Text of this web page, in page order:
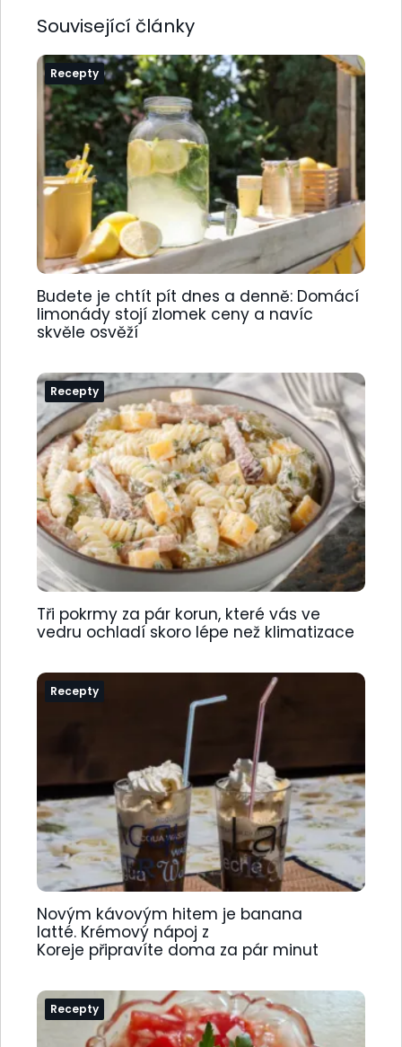
Související články
Recepty
Budete je chtít pít dnes a denně: Domácí
limonády stojí zlomek ceny a navíc
skvěle osvěží
Recepty
Tři pokrmy za pár korun, které vás ve
vedru ochladí skoro lépe než klimatizace
Recepty
Novým kávovým hitem je banana
latté. Krémový nápoj z
Koreje připravíte doma za pár minut
Recepty